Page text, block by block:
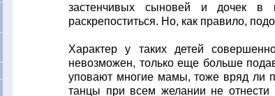
застенчивых сыновей и дочек в
раскрепоститься. Но, как правило,
Характер у таких детей
невозможен, только еще больше
уповают многие мамы, тоже вряд ли
танцы при всем желании не